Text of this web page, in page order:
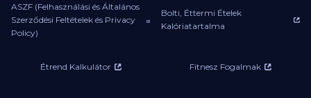
ASZF (Felhasználási és Általános
Szerződési Feltételek és Privacy
Policy)
Bolti, Éttermi Ételek
Kalóriatartalma
Étrend Kalkulátor Fitnesz Fogalmak